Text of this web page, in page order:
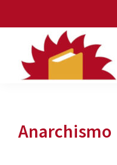
to
content
to
primary
sidebar
to
critica
sociale
Anarchismo